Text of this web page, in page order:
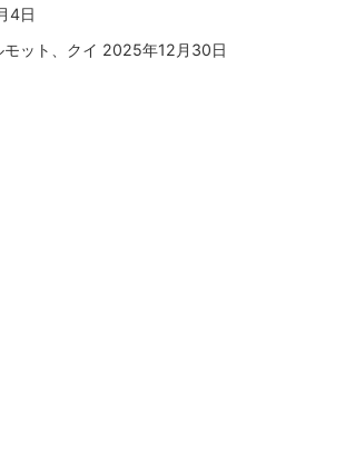
4日
ット、クイ 2025年12月30日